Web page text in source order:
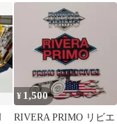
リント2006
¥ 1,500
RIVERA PRIMO リビエ